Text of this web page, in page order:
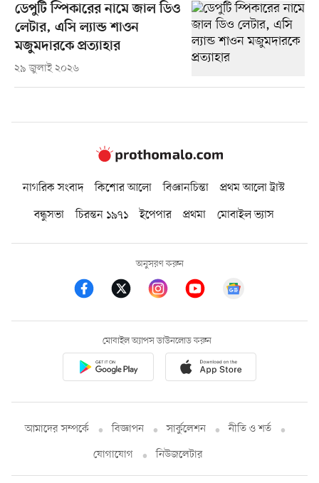
ডেপুটি স্পিকারের নামে জাল ডিও
লেটার, এসি ল্যান্ড শাওন
মজুমদারকে প্রত্যাহার
২৯ জুলাই ২০২৬
নাগরিক সংবাদ কিশোর আলো বিজ্ঞানচিন্তা
প্রথম আলো ট্রাস্ট
বন্ধুসভা
চিরন্তন ১৯৭১ ইপেপার প্রথমা মোবাইল ভ্যাস
অনুসরণ করুন
মোবাইল অ্যাপস ডাউনলোড করুন
আমাদের সম্পর্কে বিজ্ঞাপন সার্কুলেশন
নীতি ও শর্ত
যোগাযোগ
নিউজলেটার